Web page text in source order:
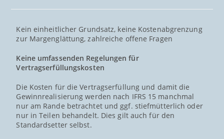
Kein einheitlicher Grundsatz, keine Kostenabgrenzung
zur Margenglättung, zahlreiche offene Fragen
Keine umfassenden Regelungen für
Vertragserfüllungskosten
Die Kosten für die Vertragserfüllung und damit die
Gewinnrealisierung werden nach IFRS 15 manchmal
nur am Rande betrachtet und ggf. stiefmütterlich oder
nur in Teilen behandelt. Dies gilt auch für den
Standardsetter selbst.